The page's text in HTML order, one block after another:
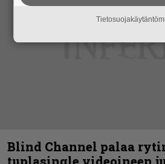
Blind Channel palaa